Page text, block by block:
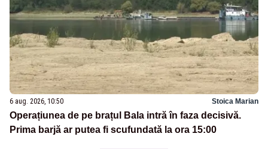
6 aug. 2026, 10:50 Stoica Marian
Operațiunea de pe brațul Bala intră în faza decisivă.
Prima barjă ar putea fi scufundată la ora 15:00